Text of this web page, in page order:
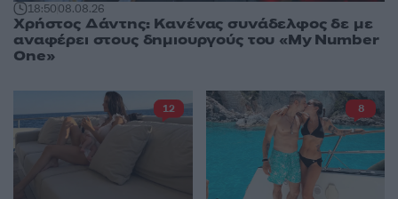
18:5008.08.26
Χρήστος Δάντης: Κανένας συνάδελφος δε με
αναφέρει στους δημιουργούς του «My Number
One»
12 8